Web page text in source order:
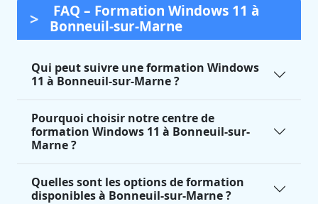
FAQ – Formation Windows 11 à
Bonneuil-sur-Marne
Qui peut suivre une formation Windows
11 à Bonneuil-sur-Marne ?
Pourquoi choisir notre centre de
formation Windows 11 à Bonneuil-sur-
Marne ?
Quelles sont les options de formation
disponibles à Bonneuil-sur-Marne ?